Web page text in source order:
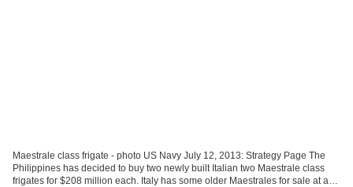
Maestrale class frigate - photo US Navy July 12, 2013: Strategy Page The
Philippines has decided to buy two newly built Italian two Maestrale class
frigates for $208 million each. Italy has some older Maestrales for sale at a